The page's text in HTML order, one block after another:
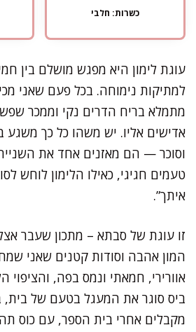
כשרות: חלבי
עוגת לימון היא מפגש מושלם בין
למתיקות נימוחה. בכל פעם שאני
מתמלא בריח הדרים נקי וממכר
אדישים אליו. יש משהו כל כך משגע
וסוכר — הם מאזנים אחד את
טעמים חגיגי, כאילו הלימון לוחש
איתך”.
זו עוגת של סבתא – מתכון שעבר
המון אהבה וסודות קטנים שאני
אוורירי, חמאתי ונמס בפה, והציפוי
ביס סוגר את המעגל בטעם של בית,
מקבלים אחרי בית הספר, עם כוס